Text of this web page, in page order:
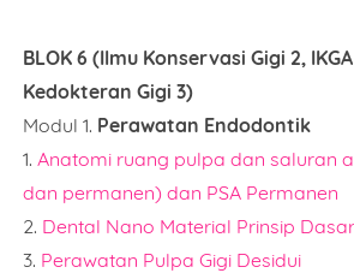
BLOK 6 (Ilmu Konservasi Gigi 2,
Kedokteran Gigi 3)
Modul 1. Perawatan Endodontik
1.Anatomi ruang pulpa dan saluran
dan permanen) dan PSA Permanen
2. Dental Nano Material Prinsip
3. Perawatan Pulpa Gigi Desidui